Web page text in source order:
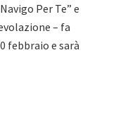
Per Te” e
– fa
febbraio e sarà